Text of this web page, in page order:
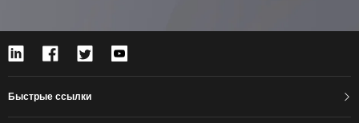
Быстрые ссылки